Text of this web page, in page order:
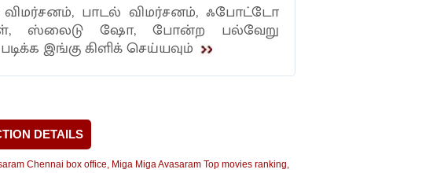
விமர்சனம், பாடல் விமர்சனம், ஃபோட்டோ
ஸ்லைடு ஷோ, போன்ற பல்வேறு
இங்கு கிளிக் செய்யவும்
DETAILS
Chennai box office, Miga Miga Avasaram Top movies ranking,